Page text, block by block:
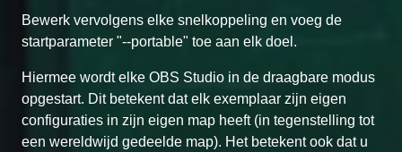
Bewerk vervolgens elke snelkoppeling en voeg de
startparameter "--portable" toe aan elk doel.
Hiermee wordt elke OBS Studio in de draagbare modus
opgestart. Dit betekent dat elk exemplaar zijn eigen
configuraties in zijn eigen map heeft (in tegenstelling tot
een wereldwijd gedeelde map). Het betekent ook dat u